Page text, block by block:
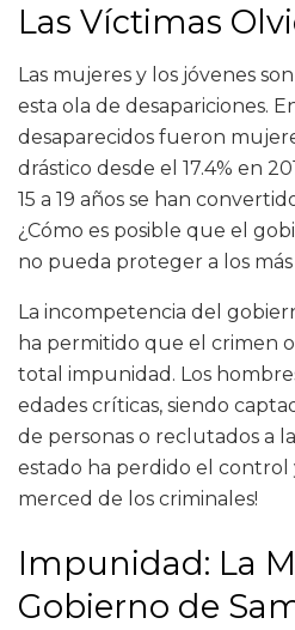
Las Víctimas
Las mujeres y los jóvenes
esta ola de desapariciones.
desaparecidos fueron
drástico desde el 17.4% en
15 a 19 años se han
¿Cómo es posible que el
no pueda proteger a los
La incompetencia del
ha permitido que el crimen
total impunidad. Los
edades críticas, siendo
de personas o reclutados a
estado ha perdido el control
merced de los criminales!
Impunidad: La
Gobierno de